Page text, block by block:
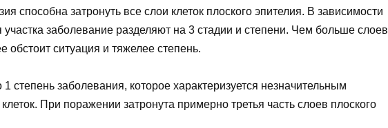
способна затронуть все слои клеток плоского эпителия. В зависимости
заболевание разделяют на 3 стадии и степени. Чем больше слоев
обстоит ситуация и тяжелее степень.
степень заболевания, которое характеризуется незначительным
При поражении затронута примерно третья часть слоев плоского